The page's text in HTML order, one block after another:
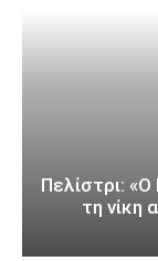
Πελίστρι:
τη νίκη